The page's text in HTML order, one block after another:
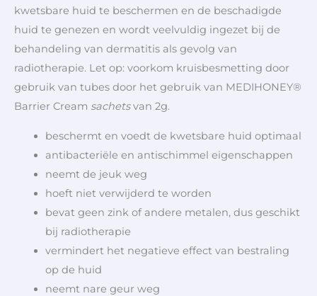
kwetsbare huid te beschermen en de beschadigde
huid te genezen en wordt veelvuldig ingezet bij de
behandeling van dermatitis als gevolg van
radiotherapie. Let op: voorkom kruisbesmetting door
gebruik van tubes door het gebruik van MEDIHONEY®
Barrier Cream sachetsvan 2g.
beschermt en voedt de kwetsbare huid optimaal
antibacteriële en antischimmel eigenschappen
neemt de jeuk weg
hoeft niet verwijderd te worden
bevat geen zink of andere metalen, dus geschikt
bij radiotherapie
vermindert het negatieve effect van bestraling
op de huid
neemt nare geur weg